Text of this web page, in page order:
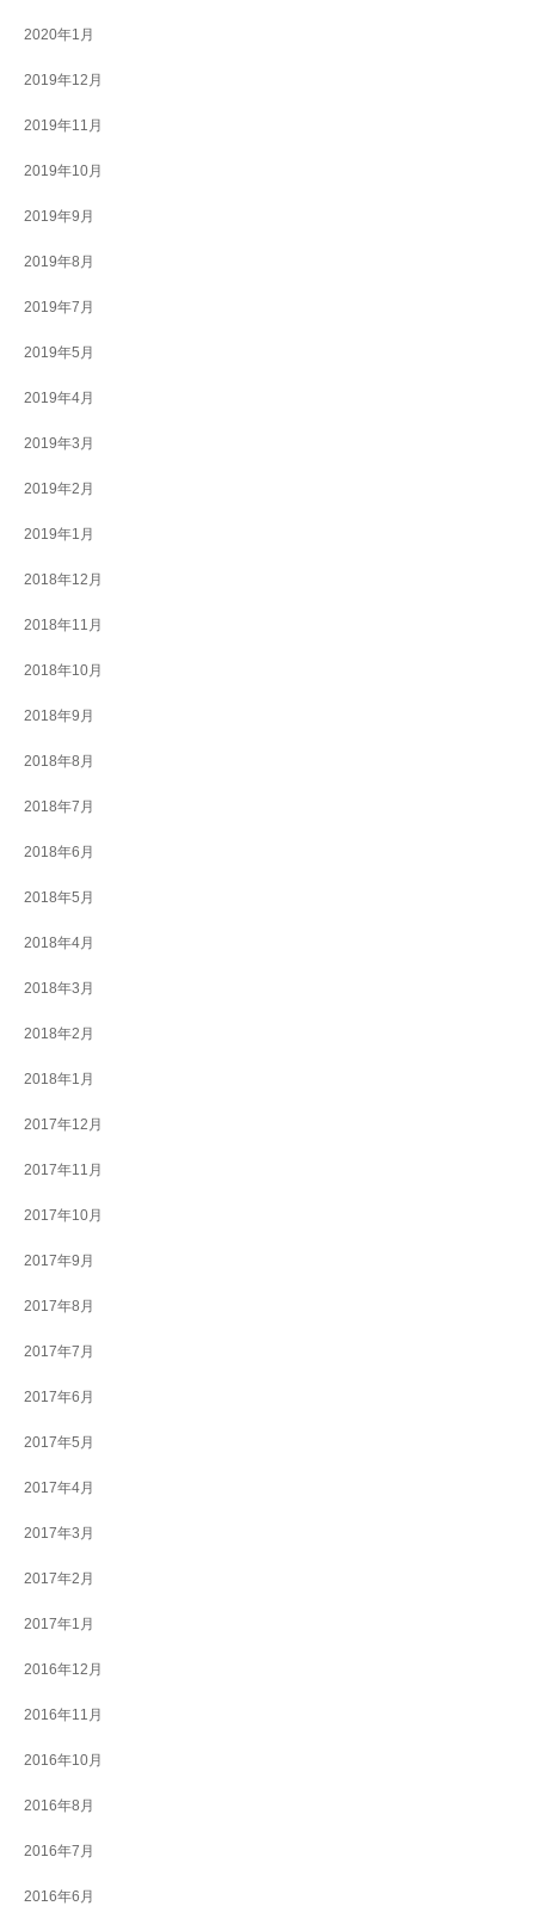
2020年1月
2019年12月
2019年11月
2019年10月
2019年9月
2019年8月
2019年7月
2019年5月
2019年4月
2019年3月
2019年2月
2019年1月
2018年12月
2018年11月
2018年10月
2018年9月
2018年8月
2018年7月
2018年6月
2018年5月
2018年4月
2018年3月
2018年2月
2018年1月
2017年12月
2017年11月
2017年10月
2017年9月
2017年8月
2017年7月
2017年6月
2017年5月
2017年4月
2017年3月
2017年2月
2017年1月
2016年12月
2016年11月
2016年10月
2016年8月
2016年7月
2016年6月